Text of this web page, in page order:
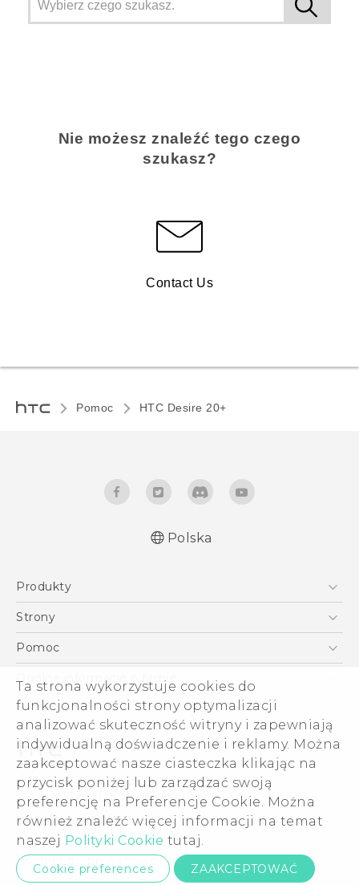
Ta strona wykorzystuje cookies do
funkcjonalności strony optymalizacji
analizować skuteczność witryny i zapewniają
indywidualną doświadczenie i reklamy. Można
zaakceptować nasze ciasteczka klikając na
przycisk poniżej lub zarządzać swoją
preferencję na Preferencje Cookie. Można
również znaleźć więcej informacji na temat
naszej Polityki Cookie tutaj.
Cookie preferences ZAAKCEPTOWAĆ
Nie możesz znaleźć tego czego
szukasz?
Contact Us
Pomoc HTC Desire 20+‎
Polish - Wytyczne dotyczące bezpieczeństwa i
User manual
Safety and regulatory guide
Polska
Produkty
Smartfony
VIVE
Akcesoria
Strony
HTC Vive
Pomoc
Pomoc E-commerce
Ogólne informacje o firmie
ESG
Informacje o firmie
Dla inwestorów (angielski)
Cookie Preferences
Kariera
Security and Privacy Whitepaper
© 2011-2026 HTC Corporation
Warunki prawne
Kontakt ds. prywatności:Global-Privacy@htc.com